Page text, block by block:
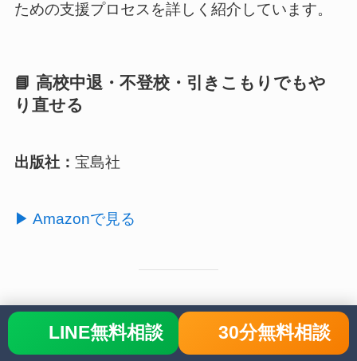
ための支援プロセスを詳しく紹介しています。
📘 高校中退・不登校・引きこもりでもや
り直せる
出版社： 宝島社
▶ Amazonで見る
📘 不登校ひきこもりの9割は治せる
LINE無料相談 30分無料相談